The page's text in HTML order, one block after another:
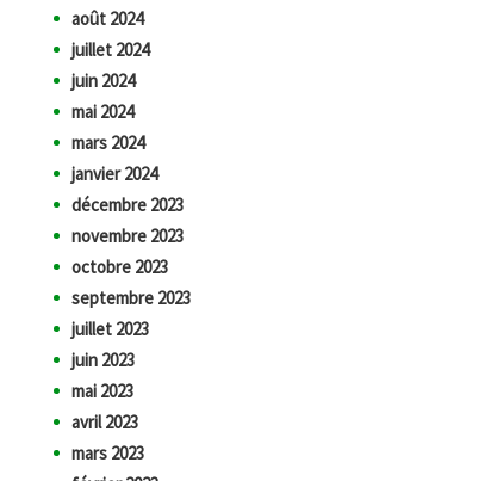
août 2024
juillet 2024
juin 2024
mai 2024
mars 2024
janvier 2024
décembre 2023
novembre 2023
octobre 2023
septembre 2023
juillet 2023
juin 2023
mai 2023
avril 2023
mars 2023